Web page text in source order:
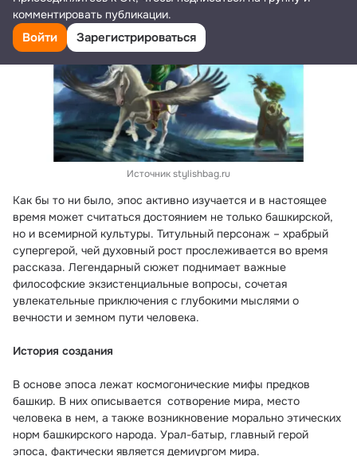
утверждают, что на создание «Урал-батыра» повлияли не
только тюрки, но и шумеры.
Источник stylishbag.ru
Как бы то ни было, эпос активно изучается и в настоящее
время может считаться достоянием не только башкирской,
но и всемирной культуры. Титульный персонаж – храбрый
супергерой, чей духовный рост прослеживается во время
рассказа. Легендарный сюжет поднимает важные
философские экзистенциальные вопросы, сочетая
увлекательные приключения с глубокими мыслями о
вечности и земном пути человека.
История создания
В основе эпоса лежат космогонические мифы предков
башкир. В них описывается  сотворение мира, место
человека в нем, а также возникновение морально этических
норм башкирского народа. Урал-батыр, главный герой
эпоса, фактически является демиургом мира.
комментировать публикации.
Войти Зарегистрироваться